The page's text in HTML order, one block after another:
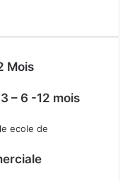
Mois
– 6 -12 mois